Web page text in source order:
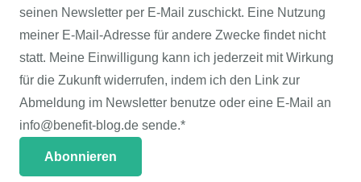
seinen Newsletter per E-Mail zuschickt. Eine Nutzung
meiner E-Mail-Adresse für andere Zwecke findet nicht
statt. Meine Einwilligung kann ich jederzeit mit Wirkung
für die Zukunft widerrufen, indem ich den Link zur
Abmeldung im Newsletter benutze oder eine E-Mail an
info@benefit-blog.de sende.*